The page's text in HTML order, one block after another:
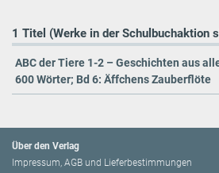
1 Titel (Werke in der Schulbuchaktion
ABC der Tiere 1-2 – Geschichten aus
600 Wörter; Bd 6: Äffchens Zauberflöte
Über den Verlag
Impressum, AGB und Lieferbestimmungen